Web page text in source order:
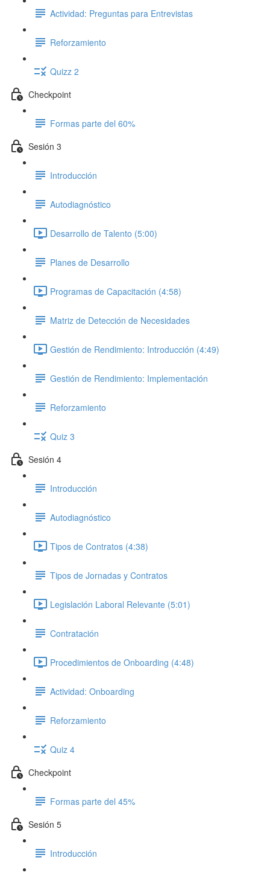
Actividad: Preguntas para Entrevistas
Reforzamiento
Quizz 2
Checkpoint
Formas parte del 60%
Sesión 3
Introducción
Autodiagnóstico
Desarrollo de Talento (5:00)
Planes de Desarrollo
Programas de Capacitación (4:58)
Matriz de Detección de Necesidades
Gestión de Rendimiento: Introducción (4:49)
Gestión de Rendimiento: Implementación
Reforzamiento
Quiz 3
Sesión 4
Introducción
Autodiagnóstico
Tipos de Contratos (4:38)
Tipos de Jornadas y Contratos
Legislación Laboral Relevante (5:01)
Contratación
Procedimientos de Onboarding (4:48)
Actividad: Onboarding
Reforzamiento
Quiz 4
Checkpoint
Formas parte del 45%
Sesión 5
Introducción